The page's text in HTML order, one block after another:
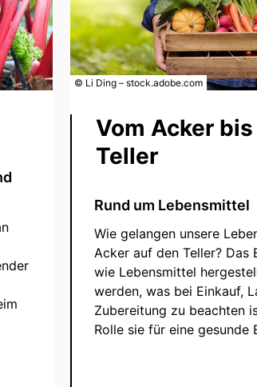
© Li Ding – stock.adobe.com
Vom Acker
Teller
Rund um Lebensmittel
Wie gelangen unsere
Acker auf den Teller? Das
wie Lebensmittel
werden, was bei Einkauf,
Zubereitung zu beachten
Rolle sie für eine gesunde